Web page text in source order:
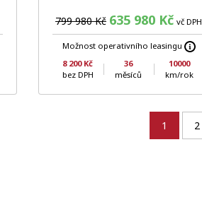
799 980 Kč 635 980 Kč vč DPH
Možnost operativního leasingu
8 200 Kč
bez DPH
36
měsíců
10000
km/rok
1 2